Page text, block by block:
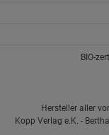
BIO-
Hersteller aller
Kopp Verlag e.K. -